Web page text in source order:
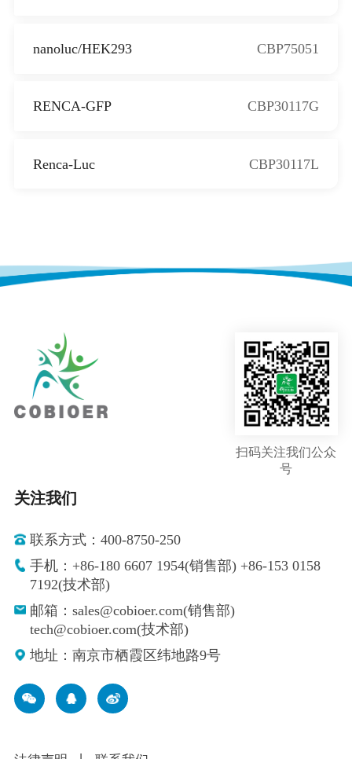
nanoluc/HEK293 CBP75051
RENCA-GFP CBP30117G
Renca-Luc CBP30117L
扫码关注我们公众
号
关注我们
联系方式：400-8750-250
手机：+86-180 6607 1954(销售部) +86-153 0158
7192(技术部)
邮箱：sales@cobioer.com(销售部)
tech@cobioer.com(技术部)
地址：南京市栖霞区纬地路9号